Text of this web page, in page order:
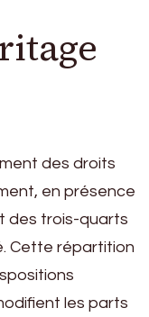
des droits
en présence
des trois-quarts
Cette répartition
les parts